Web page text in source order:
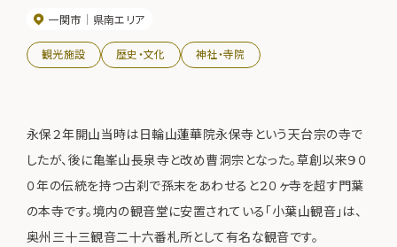
一関市 県南エリア
観光施設 歴史・文化 神社・寺院
永保２年開山当時は日輪山蓮華院永保寺という天台宗の寺で
したが、後に亀峯山長泉寺と改め曹洞宗となった。草創以来９０
０年の伝統を持つ古刹で孫末をあわせると２０ヶ寺を超す門葉
の本寺です。境内の観音堂に安置されている「小葉山観音」は、
奥州三十三観音二十六番札所として有名な観音です。